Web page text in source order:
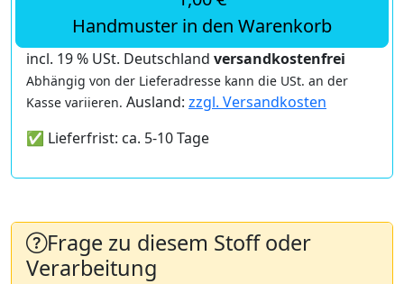
Handmuster in den Warenkorb
incl. 19 % USt. Deutschland versandkostenfrei
Abhängig von der Lieferadresse kann die USt. an der
Kasse variieren. Ausland: zzgl. Versandkosten
✅ Lieferfrist: ca. 5-10 Tage
Frage zu diesem Stoff oder
Verarbeitung